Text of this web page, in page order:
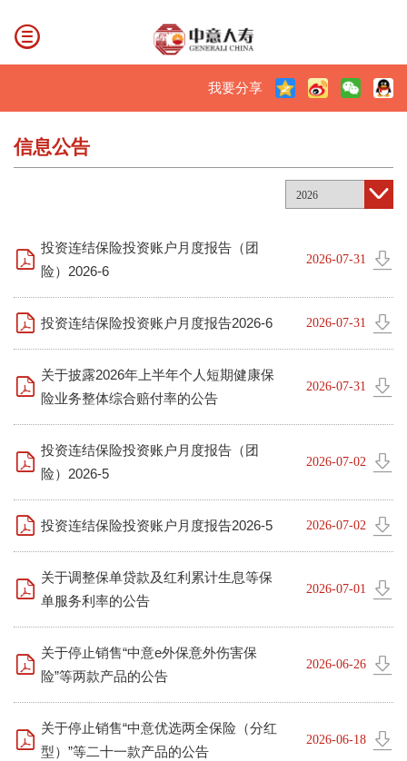
我要分享
信息公告
2026
投资连结保险投资账户月度报告（团
险）2026-6
2026-07-31
投资连结保险投资账户月度报告2026-6 2026-07-31
关于披露2026年上半年个人短期健康保
险业务整体综合赔付率的公告
2026-07-31
投资连结保险投资账户月度报告（团
险）2026-5
2026-07-02
投资连结保险投资账户月度报告2026-5 2026-07-02
关于调整保单贷款及红利累计生息等保
单服务利率的公告
2026-07-01
关于停止销售“中意e外保意外伤害保
险”等两款产品的公告
2026-06-26
关于停止销售“中意优选两全保险（分红
型）”等二十一款产品的公告
2026-06-18